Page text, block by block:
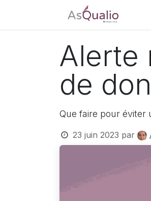
Alerte
de
Que faire pour éviter
23 juin 2023 par